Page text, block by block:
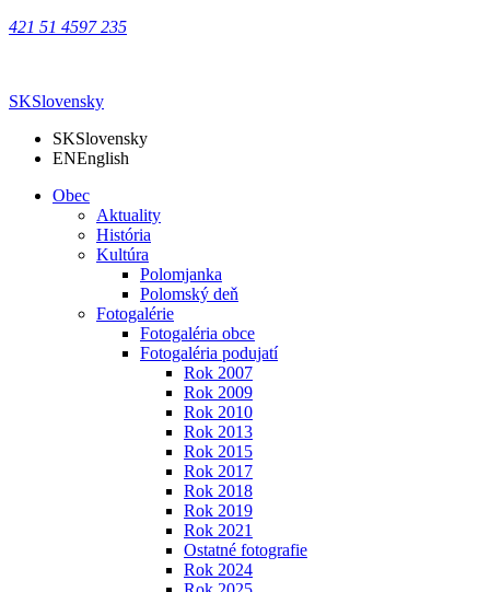
421 51 4597 235
SKSlovensky
SKSlovensky
ENEnglish
Obec
Aktuality
História
Kultúra
Polomjanka
Polomský deň
Fotogalérie
Fotogaléria obce
Fotogaléria podujatí
Rok 2007
Rok 2009
Rok 2010
Rok 2013
Rok 2015
Rok 2017
Rok 2018
Rok 2019
Rok 2021
Ostatné fotografie
Rok 2024